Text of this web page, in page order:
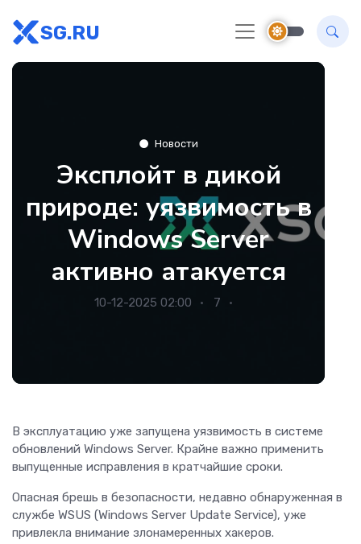
SG.RU
Новости
Эксплойт в дикой
природе: уязвимость в
Windows Server
активно атакуется
10-12-2025 02:00 7
В эксплуатацию уже запущена уязвимость в системе
обновлений Windows Server. Крайне важно применить
выпущенные исправления в кратчайшие сроки.
Опасная брешь в безопасности, недавно обнаруженная в
службе WSUS (Windows Server Update Service), уже
привлекла внимание злонамеренных хакеров.